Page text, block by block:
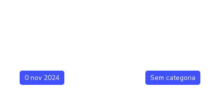
0 nov 2024 Sem categoria